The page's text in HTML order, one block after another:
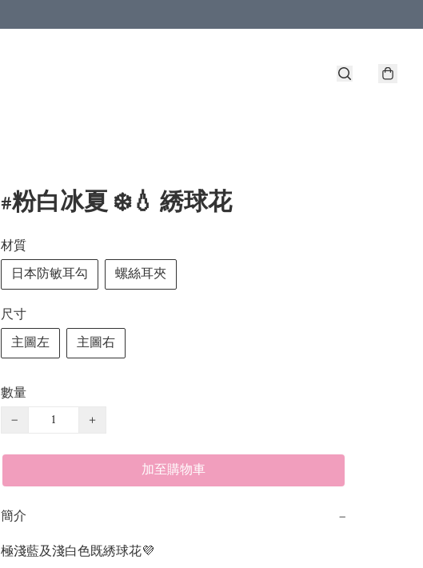
#粉白冰夏 ❄️💧 綉球花
材質
日本防敏耳勾
螺絲耳夾
尺寸
主圖左
主圖右
數量
−
+
加至購物車
簡介 −
極淺藍及淺白色既綉球花💜